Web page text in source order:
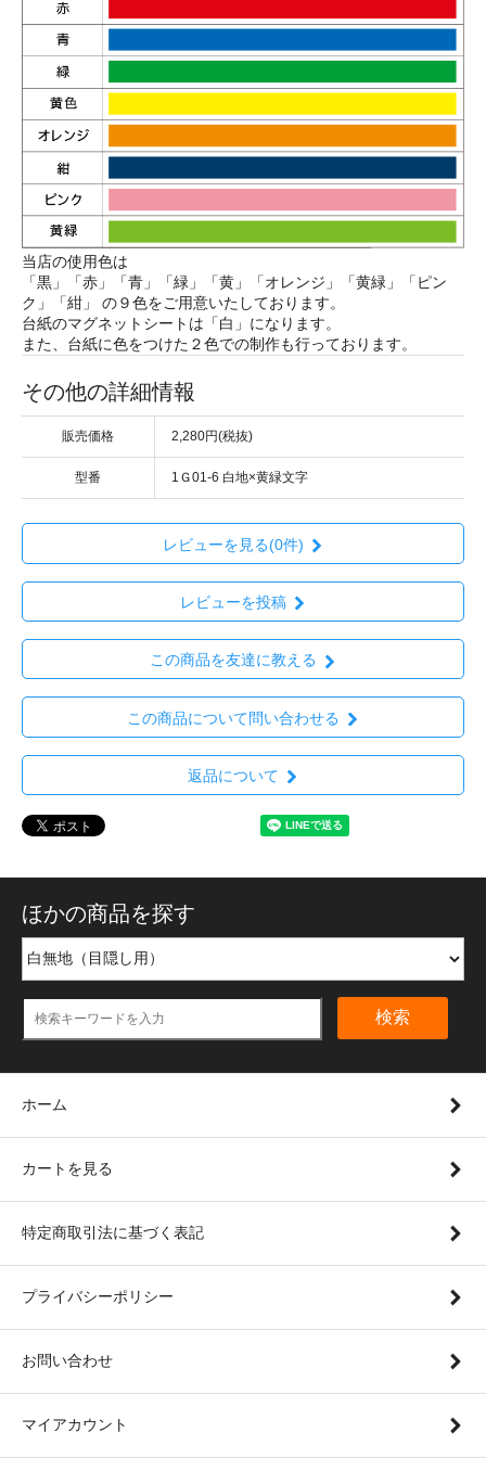
当店の使用色は
「黒」「赤」「青」「緑」「黄」「オレンジ」「黄緑」「ピン
ク」「紺」 の９色をご用意いたしております。
台紙のマグネットシートは「白」になります。
また、台紙に色をつけた２色での制作も行っております。
その他の詳細情報
販売価格 2,280円(税抜)
型番 1Ｇ01-6 白地×黄緑文字
レビューを見る(0件)
レビューを投稿
この商品を友達に教える
この商品について問い合わせる
返品について
ほかの商品を探す
検索
ホーム
カートを見る
特定商取引法に基づく表記
プライバシーポリシー
お問い合わせ
マイアカウント